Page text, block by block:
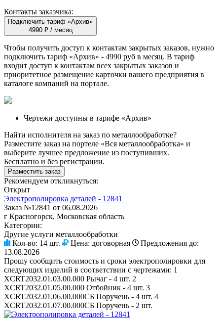
Контакты заказчика:
Подключить тариф «Архив»
4990 ₽ / месяц
Чтобы получить доступ к контактам закрытых заказов, нужно
подключить тариф «Архив» - 4990 руб в месяц. В тариф
входит доступ к контактам всех закрытых заказов и
приоритетное размещение карточки вашего предприятия в
каталоге компаний на портале.
Чертежи доступны в тарифе «Архив»
Найти исполнителя на заказ по металлообработке?
Разместите заказ на портеле «Вся металлообработка» и
выберите лучшее предложение из поступивших.
Бесплатно и без регистрации.
Разместить заказ
Рекомендуем откликнуться:
Открыт
Электрополировка деталей - 12841
Заказ №12841 от 06.08.2026
г Красногорск, Московская область
Категории:
Другие услуги металлообработки
Кол-во: 14 шт. Цена: договорная
Предложения до:
13.08.2026
Прошу сообщить стоимость и сроки электрополировки для
следующих изделий в соответствии с чертежами: 1
XCRT2032.01.03.00.000 Рычаг - 4 шт. 2
XCRT2032.01.05.00.000 Отбойник - 4 шт. 3
XCRT2032.01.06.00.000СБ Поручень - 4 шт. 4
XCRT2032.01.07.00.000СБ Поручень - 2 шт.